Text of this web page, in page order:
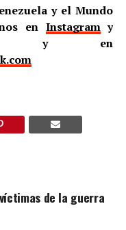
y el Mundo
en Instagramy
en
de la guerra